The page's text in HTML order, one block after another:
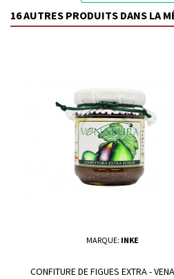
16 AUTRES PRODUITS DANS LA
MARQUE: INKE
CONFITURE DE FIGUES EXTRA -